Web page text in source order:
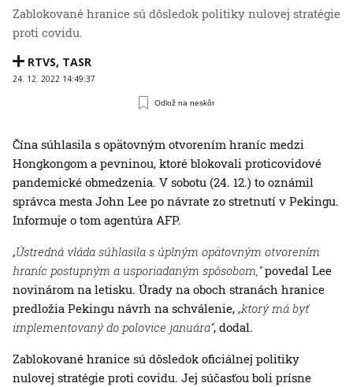
Zablokované hranice sú dôsledok politiky nulovej stratégie
proti covidu.
RTVS, TASR
24. 12. 2022 14:49:37
Odlož na neskôr
Čína súhlasila s opätovným otvorením hraníc medzi
Hongkongom a pevninou, ktoré blokovali proticovidové
pandemické obmedzenia. V sobotu (24. 12.) to oznámil
správca mesta John Lee po návrate zo stretnutí v Pekingu.
Informuje o tom agentúra AFP.
„Ústredná vláda súhlasila s úplným opätovným otvorením
hraníc postupným a usporiadaným spôsobom,“povedal Lee
novinárom na letisku. Úrady na oboch stranách hranice
predložia Pekingu návrh na schválenie, „ktorý má byť
implementovaný do polovice januára“, dodal.
Zablokované hranice sú dôsledok oficiálnej politiky
nulovej stratégie proti covidu. Jej súčasťou boli prísne